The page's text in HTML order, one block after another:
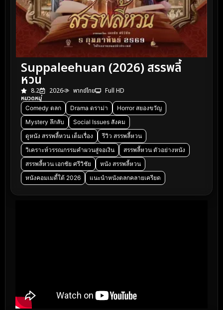
Suppaleehuan (2026) สรรพลี้
หวน
8.2 2026 พากย์ไทย
Full HD
หมวดหมู่
Comedy ตลก Drama ดราม่า
Horror สยองขวัญ
Mystery ลึกลับ
Social Issues สังคม
ดูหนัง สรรพลี้หวน เต็มเรื่อง
รีวิว สรรพลี้หวน
วิเคราะห์วรรณกรรมคำผวนสู่จอเงิน
สรรพลี้หวน ตัวอย่างหนัง
สรรพลี้หวน เอกชัย ศรีวิชัย
หนัง สรรพลี้หวน
หนังคอมเมดี้ใต้ 2026
แนะนำหนังตลกคลายเครียด